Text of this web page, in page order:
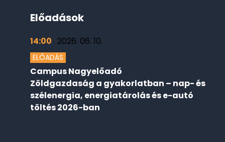
Előadások
14:00 2026. 06. 10.
ELŐADÁS
Campus Nagyelőadó
Zöldgazdaság a gyakorlatban – nap- és
szélenergia, energiatárolás és e-autó
töltés 2026-ban